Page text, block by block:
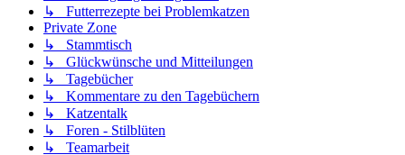
↳ Futterrezepte bei Problemkatzen
Private Zone
↳ Stammtisch
↳ Glückwünsche und Mitteilungen
↳ Tagebücher
↳ Kommentare zu den Tagebüchern
↳ Katzentalk
↳ Foren - Stilblüten
↳ Teamarbeit